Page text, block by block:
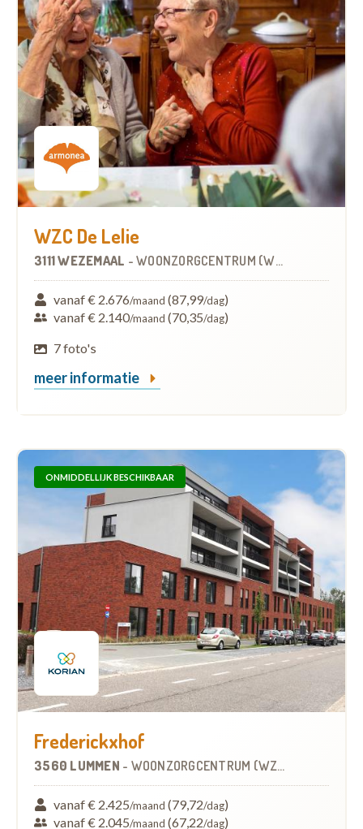
WZC De Lelie
3111 WEZEMAAL - WOONZORGCENTRUM (WZC)
vanaf € 2.676/maand (87,99/dag)
vanaf € 2.140/maand (70,35/dag)
7 foto's
meer informatie
ONMIDDELLIJK BESCHIKBAAR
Frederickxhof
3560 LUMMEN - WOONZORGCENTRUM (WZC)
vanaf € 2.425/maand (79,72/dag)
vanaf € 2.045/maand (67,22/dag)